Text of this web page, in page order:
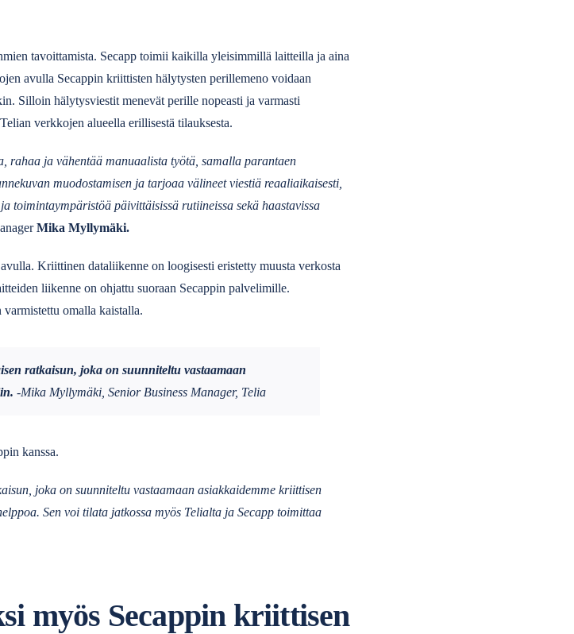
tavoittamista. Secapp toimii kaikilla yleisimmillä laitteilla ja aina
avulla Secappin kriittisten hälytysten perillemeno voidaan
Silloin hälytysviestit menevät perille nopeasti ja varmasti
verkkojen alueella erillisestä tilauksesta.
rahaa ja vähentää manuaalista työtä, samalla parantaen
muodostamisen ja tarjoaa välineet viestiä reaaliaikaisesti,
toimintaympäristöä päivittäisissä rutiineissa sekä haastavissa
Mika Myllymäki.
Kriittinen dataliikenne on loogisesti eristetty muusta verkosta
liikenne on ohjattu suoraan Secappin palvelimille.
omalla kaistalla.
ratkaisun, joka on suunniteltu vastaamaan
-Mika Myllymäki, Senior Business Manager, Telia
kanssa.
joka on suunniteltu vastaamaan asiakkaidemme kriittisen
Sen voi tilata jatkossa myös Telialta ja Secapp toimittaa
myös Secappin kriittisen